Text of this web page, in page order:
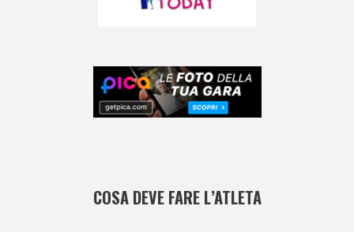
COSA DEVE FARE L’ATLETA